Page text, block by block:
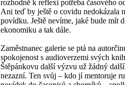
rozhodně k reflexi potřeba časového
Ani teď by ještě o covidu nedokázala
povídku. Ještě nevíme, jaké bude mít
ekonomiku a tak dále.
Zaměstnanec galerie se ptá na
spokojenost s audioverzemi svých
Štěpánkovu další výzvu už žádný
nezazní. Ten svůj – kdo jí mentoruje